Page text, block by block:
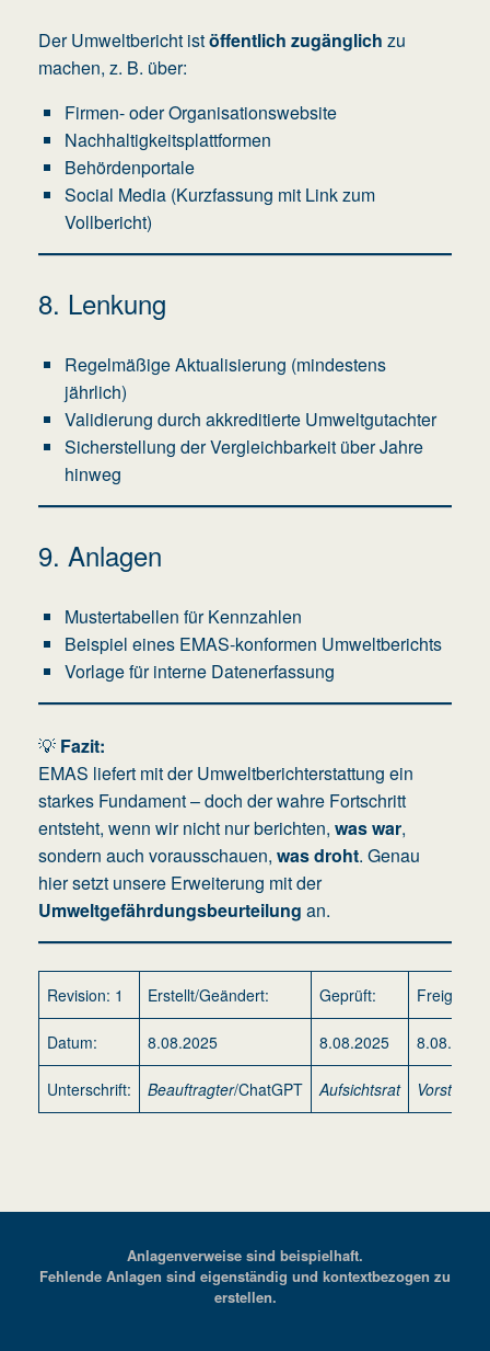
Der Umweltbericht istöffentlich zugänglich zu
machen, z. B. über:
Firmen- oder Organisationswebsite
Nachhaltigkeitsplattformen
Behördenportale
Social Media (Kurzfassung mit Link zum
Vollbericht)
8. Lenkung
Regelmäßige Aktualisierung (mindestens
jährlich)
Validierung durch akkreditierte Umweltgutachter
Sicherstellung der Vergleichbarkeit über Jahre
hinweg
9. Anlagen
Mustertabellen für Kennzahlen
Beispiel eines EMAS-konformen Umweltberichts
Vorlage für interne Datenerfassung
💡 Fazit:
EMAS liefert mit der Umweltberichterstattung ein
starkes Fundament – doch der wahre Fortschritt
entsteht, wenn wir nicht nur berichten, was war,
sondern auch vorausschauen, was droht. Genau
hier setzt unsere Erweiterung mit der
Umweltgefährdungsbeurteilung an.
Revision: 1 Erstellt/Geändert: Geprüft:
Datum: 8.08.2025 8.08.2025 8.08.2025
Unterschrift: Beauftragter/ChatGPT Aufsichtsrat Vorstand
Anlagenverweise sind beispielhaft.
Fehlende Anlagen sind eigenständig und kontextbezogen zu
erstellen.